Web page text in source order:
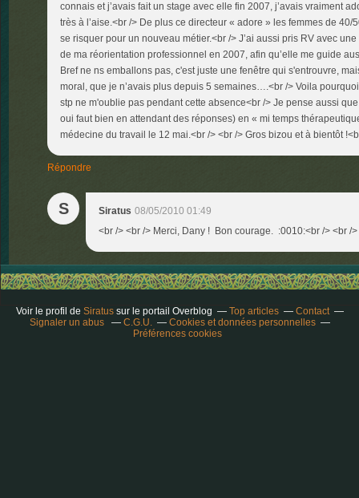
connais et j’avais fait un stage avec elle fin 2007, j’avais vraiment
très à l’aise.<br /> De plus ce directeur « adore » les femmes de
se risquer pour un nouveau métier.<br /> J’ai aussi pris RV avec
de ma réorientation professionnel en 2007, afin qu’elle me guide
Bref ne ns emballons pas, c'est juste une fenêtre qui s'entrouvre,
moral, que je n’avais plus depuis 5 semaines….<br /> Voila
stp ne m'oublie pas pendant cette absence<br /> Je pense aussi
oui faut bien en attendant des réponses) en « mi temps
médecine du travail le 12 mai.<br /> <br /> Gros bizou et à bientôt
Répondre
S Siratus 08/05/2010 01:49
<br /> <br /> Merci, Dany ! Bon courage. :0010:<br /> <br />
Voir le profil de Siratussur le portail Overblog Top articles
Contact
Signaler un abus
C.G.U.
Cookies et données personnelles
Préférences cookies